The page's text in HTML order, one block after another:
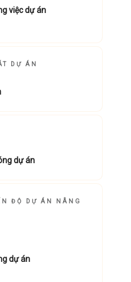
việc dự án
DỰ ÁN
dự án
ĐỘ DỰ ÁN NÂNG
dự án